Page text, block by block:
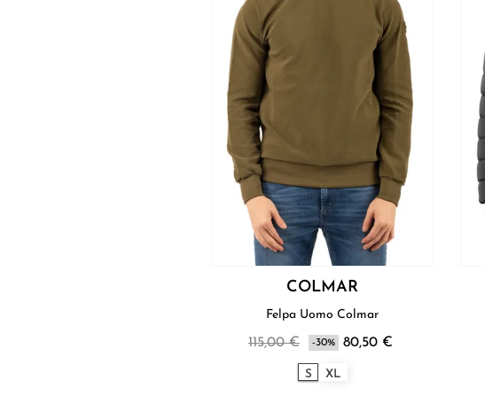
COLMAR
Felpa Uomo Colmar
115,00 € -30% 80,50 €
S XL